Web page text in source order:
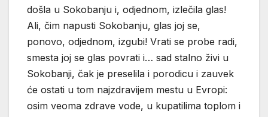
došla u Sokobanju i, odjednom, izlečila glas!
Ali, čim napusti Sokobanju, glas joj se,
ponovo, odjednom, izgubi! Vrati se probe radi,
smesta joj se glas povrati i… sad stalno živi u
Sokobanji, čak je preselila i porodicu i zauvek
će ostati u tom najzdravijem mestu u Evropi:
osim veoma zdrave vode, u kupatilima toplom i